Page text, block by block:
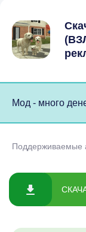
Мод - много
Поддерживаемые